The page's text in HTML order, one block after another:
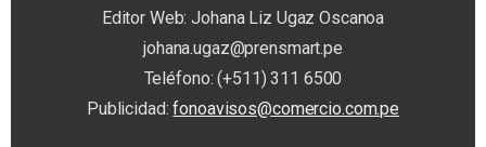
Editor Web: Johana Liz Ugaz Oscanoa
johana.ugaz@prensmart.pe
Teléfono: (+511) 311 6500
Publicidad:fonoavisos@comercio.com.pe